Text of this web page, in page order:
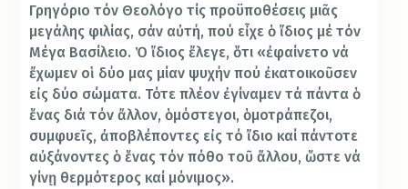
Γρηγόριο τόν Θεολόγο τίς προϋποθέσεις μιᾶς
μεγάλης φιλίας, σάν αὐτή, πού εἶχε ὁ ἴδιος μέ τόν
Μέγα Βασίλειο. Ὁ ἴδιος ἔλεγε, ὅτι «ἐφαίνετο νά
ἔχωμεν οἱ δύο μας μίαν ψυχήν πού ἐκατοικοῦσεν
εἰς δύο σώματα. Τότε πλέον ἐγίναμεν τά πάντα ὁ
ἕνας διά τόν ἄλλον, ὁμόστεγοι, ὁμοτράπεζοι,
συμφυεῖς, ἀποβλέποντες εἰς τό ἴδιο καί πάντοτε
αὐξάνοντες ὁ ἕνας τόν πόθο τοῦ ἄλλου, ὥστε νά
γίνῃ θερμότερος καί μόνιμος».